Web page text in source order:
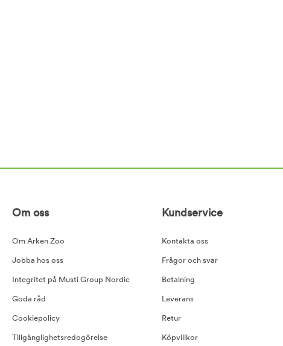
Om oss
Om Arken Zoo
Jobba hos oss
Integritet på Musti Group Nordic
Goda råd
Cookiepolicy
Tillgänglighetsredogörelse
Kundservice
Kontakta oss
Frågor och svar
Betalning
Leverans
Retur
Köpvillkor